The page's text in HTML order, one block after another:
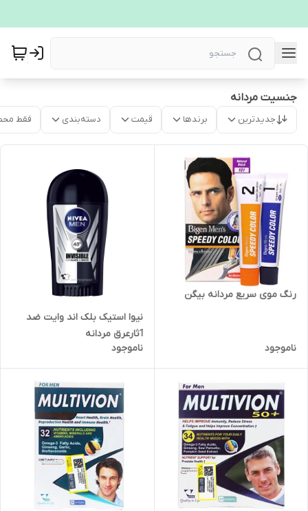
جنسیت مردانه
جدیدترین برندها قیمت دسته‌بندی فقط
رنگ موی سریع مردانه بیگن
ناموجود
نیوا استیک بلک اند وایت ضد
آثارعرق مردانه
ناموجود